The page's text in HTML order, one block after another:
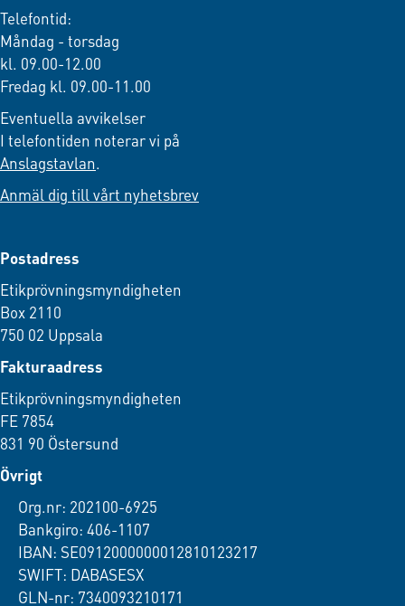
Telefontid:
Måndag - torsdag
kl. 09.00-12.00
Fredag kl. 09.00-11.00
Eventuella avvikelser
I telefontiden noterar vi på
Anslagstavlan.
Anmäl dig till vårt nyhetsbrev
Postadress
Etikprövningsmyndigheten
Box 2110
750 02 Uppsala
Fakturaadress
Etikprövningsmyndigheten
FE 7854
831 90 Östersund
Övrigt
Org.nr: 202100-6925
Bankgiro: 406-1107
IBAN: SE0912000000012810123217
SWIFT: DABASESX
GLN-nr: 7340093210171